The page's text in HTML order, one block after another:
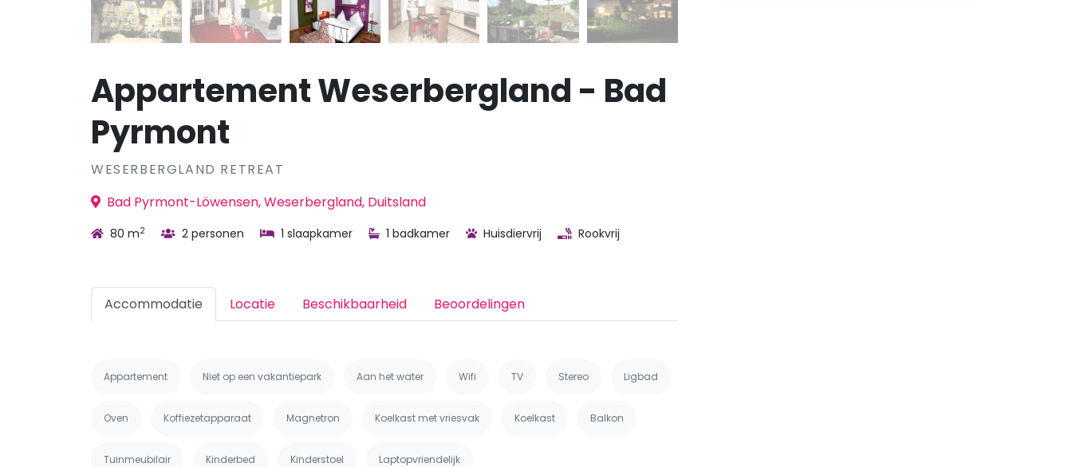
Appartement Weserbergland - Bad
Pyrmont
WESERBERGLAND RETREAT
Bad Pyrmont-Löwensen, Weserbergland, Duitsland
80 m2 2 personen 1 slaapkamer 1 badkamer Huisdiervrij Rookvrij
Accommodatie Locatie Beschikbaarheid Beoordelingen
Appartement Niet op een vakantiepark Aan het water Wifi TV Stereo Ligbad
Oven Koffiezetapparaat Magnetron Koelkast met vriesvak Koelkast Balkon
Tuinmeubilair Kinderbed Kinderstoel Laptopvriendelijk